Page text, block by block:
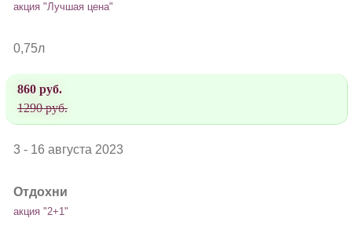
акция "Лучшая цена"
0,75л
860 руб.
1290 руб.
3 - 16 августа 2023
Отдохни
акция "2+1"